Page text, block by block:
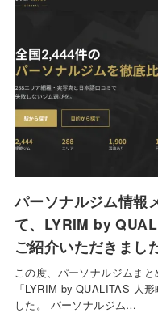
パーソナルジム情報
て、LYRIM by
ご紹介いただきまし
この度、パーソナルジムま
「LYRIM by QUALITAS 人
した。 パーソナルジム…